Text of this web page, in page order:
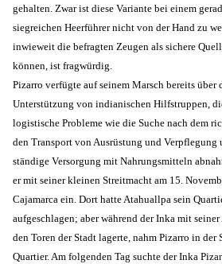
gehalten. Zwar ist diese Variante bei einem
siegreichen Heerführer nicht von der Hand zu
inwieweit die befragten Zeugen als sichere
können, ist fragwürdig.
Pizarro verfügte auf seinem Marsch bereits über
Unterstützung von indianischen Hilfstruppen,
logistische Probleme wie die Suche nach dem
den Transport von Ausrüstung und Verpflegung
ständige Versorgung mit Nahrungsmitteln
er mit seiner kleinen Streitmacht am 15.
Cajamarca ein. Dort hatte Atahuallpa sein
aufgeschlagen; aber während der Inka mit seiner
den Toren der Stadt lagerte, nahm Pizarro in der
Quartier. Am folgenden Tag suchte der Inka